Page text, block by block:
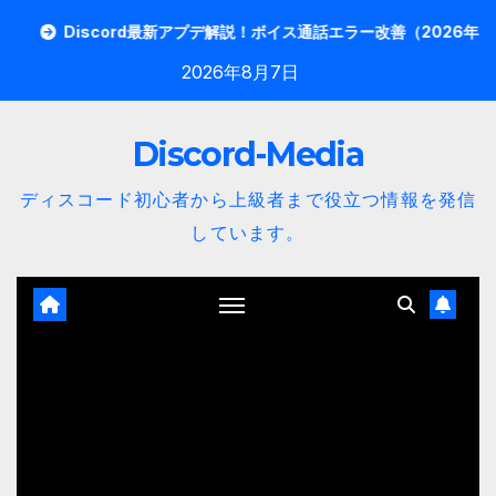
最新アプデ解説！ボイス通話エラー改善（2026年4月版）
2026年8月7日
Discord-Media
ディスコード初心者から上級者まで役立つ情報を発信
しています。